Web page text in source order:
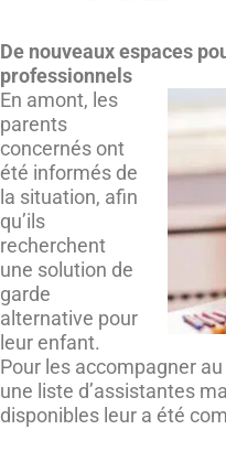
De nouveaux espaces
professionnels
En amont, les
parents
concernés ont
été informés de
la situation, afin
qu’ils
recherchent
une solution de
garde
alternative pour
leur enfant.
Pour les accompagner
une liste d’assistantes
disponibles leur a été